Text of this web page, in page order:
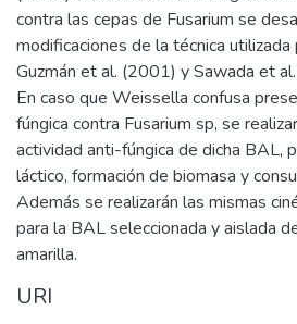
contra las cepas de Fusarium se
modificaciones de la técnica
Guzmán et al. (2001) y Sawada et
En caso que Weissella confusa
fúngica contra Fusarium sp, se
actividad anti-fúngica de dicha BAL,
láctico, formación de biomasa y
Además se realizarán las mismas
para la BAL seleccionada y aislada
amarilla.
URI